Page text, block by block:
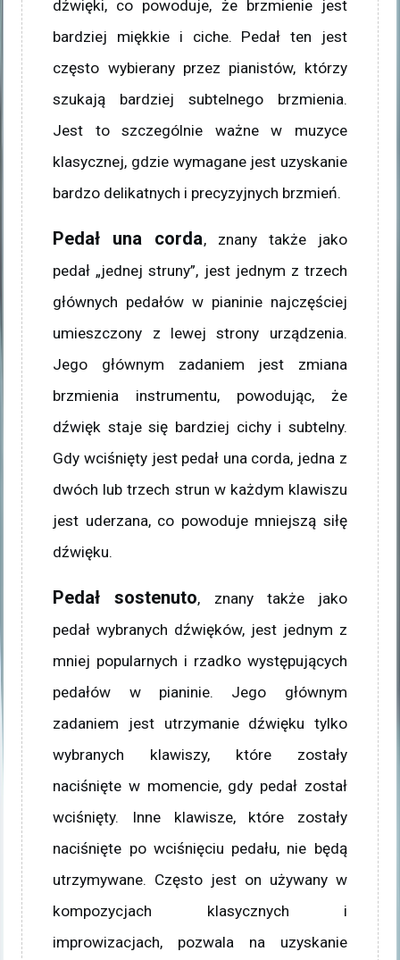
dźwięki, co powoduje, że brzmienie jest
bardziej miękkie i ciche. Pedał ten jest
często wybierany przez pianistów, którzy
szukają bardziej subtelnego brzmienia.
Jest to szczególnie ważne w muzyce
klasycznej, gdzie wymagane jest uzyskanie
bardzo delikatnych i precyzyjnych brzmień.
Pedał una corda, znany także jako
pedał „jednej struny”, jest jednym z trzech
głównych pedałów w pianinie najczęściej
umieszczony z lewej strony urządzenia.
Jego głównym zadaniem jest zmiana
brzmienia instrumentu, powodując, że
dźwięk staje się bardziej cichy i subtelny.
Gdy wciśnięty jest pedał una corda, jedna z
dwóch lub trzech strun w każdym klawiszu
jest uderzana, co powoduje mniejszą siłę
dźwięku.
Pedał sostenuto, znany także jako
pedał wybranych dźwięków, jest jednym z
mniej popularnych i rzadko występujących
pedałów w pianinie. Jego głównym
zadaniem jest utrzymanie dźwięku tylko
wybranych klawiszy, które zostały
naciśnięte w momencie, gdy pedał został
wciśnięty. Inne klawisze, które zostały
naciśnięte po wciśnięciu pedału, nie będą
utrzymywane. Często jest on używany w
kompozycjach klasycznych i
improwizacjach, pozwala na uzyskanie